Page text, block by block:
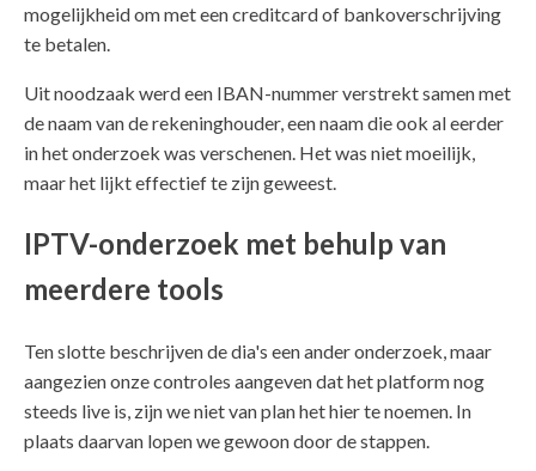
mogelijkheid om met een creditcard of bankoverschrijving
te betalen.
Uit noodzaak werd een IBAN-nummer verstrekt samen met
de naam van de rekeninghouder, een naam die ook al eerder
in het onderzoek was verschenen. Het was niet moeilijk,
maar het lijkt effectief te zijn geweest.
IPTV-onderzoek met behulp van
meerdere tools
Ten slotte beschrijven de dia's een ander onderzoek, maar
aangezien onze controles aangeven dat het platform nog
steeds live is, zijn we niet van plan het hier te noemen. In
plaats daarvan lopen we gewoon door de stappen.